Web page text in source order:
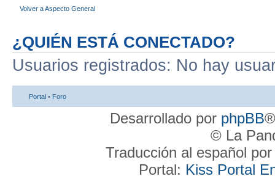
Volver a Aspecto General
¿QUIÉN ESTÁ CONECTADO?
Usuarios registrados: No hay
Portal • Foro
Desarrollado por phpBB
© La
Traducción al español
Portal: Kiss Portal